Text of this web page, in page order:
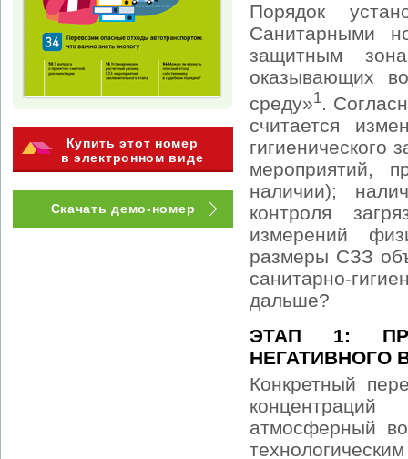
Купить этот номер
в электронном виде
Скачать демо-номер
Порядок
Санитарными
защитным
оказывающих
среду»1.
считается
гигиенического
мероприятий,
наличии);
контроля
измерений
размеры СЗЗ
санитарно-
дальше?
ЭТАП 1:
НЕГАТИВНОГО
Конкретный
атмосферный